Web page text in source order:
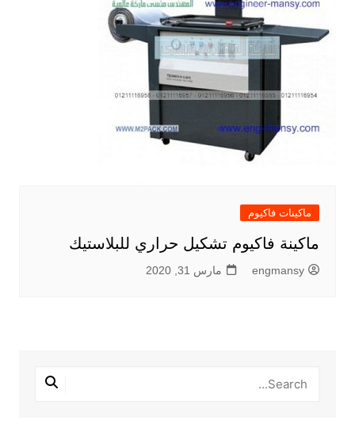
ماكينات فاكيوم
ماكينة فاكيوم تشكيل حراري للبلاستيك
engmansy مارس 31, 2020